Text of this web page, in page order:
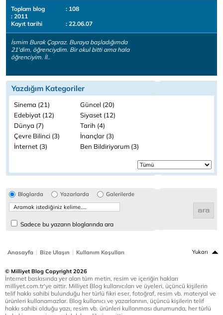
Toplam blog
: 108
: 2011
Kayıt tarihi
: 22.06.07
İsmim Burak Çapraz. Buraya başladığımda
21'dim, öğrenciydim. Bir okul bitti ama hala
öğrenciyim. İl..
Yazdığım Kategoriler
Sinema (21)
Güncel (20)
Edebiyat (12)
Siyaset (12)
Dünya (7)
Tarih (4)
Çevre Bilinci (3)
İnançlar (3)
İnternet (3)
Ben Bildiriyorum (3)
Bloglarda Yazarlarda Galerilerde
Sadece bu yazarın bloglarında ara
Anasayfa | Bize Ulaşın | Kullanım Koşulları Yukarı
© Milliyet Blog Copyright 2026
İnternet baskısında yer alan tüm metin, resim ve içeriğin hakları
milliyet.com.tr'ye aittir. Milliyet Blog kullanıcıları ve üyeleri, üçüncü kişilerin
telif hakkı sahibi bulunduğu her türlü fikri eser, fotoğraf, resim vb. materyal ve
ürünleri kullanamazlar. Blog kullanıcı ve yazarlarının, üçüncü kişilerin telif
hakkı sahibi olduğu yazı, resim vb. ürünleri kullanması durumunda, her türlü